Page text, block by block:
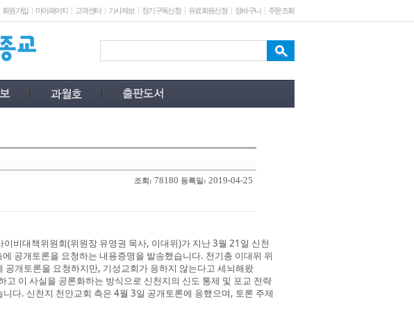
회원가입 마이페이지 고객센터 기사제보 정기구독신청 유료회원신청 장바구니 주문조회
조회: 78180 등록일: 2019-04-25
비대책위원회(위원장 유영권 목사, 이대위)가 지난 3월 21일 신천
공개토론을 요청하는 내용증명을 발송했습니다. 천기총 이대위 위
개토론을 요청하지만, 기성교회가 응하지 않는다고 세뇌해왔
고 이 사실을 공론화하는 방식으로 신천지의 신도 통제 및 포교 전략
다. 신천지 천안교회 측은 4월 3일 공개토론에 응했으며, 토론 주제